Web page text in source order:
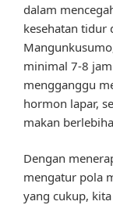
dalam
kesehatan tidur
minimal 7-8
mengganggu
hormon lapar,
makan
Dengan
mengatur pola
yang cukup,